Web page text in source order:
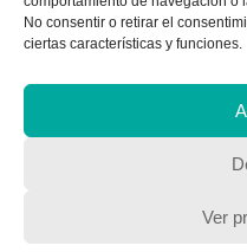
No consentir o retirar el
ciertas características y funciones.
Ver
QUIENES SOMOS